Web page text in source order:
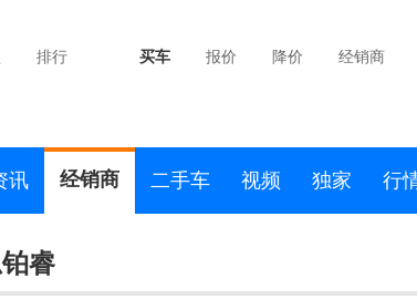
排行 买车 报价 降价 经销商
讯 经销商 二手车 视频 独家 行
睿